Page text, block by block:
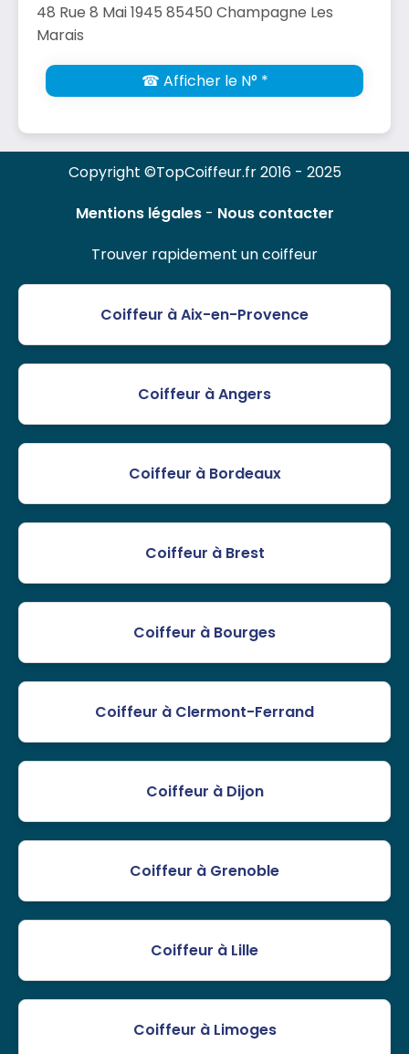
48 Rue 8 Mai 1945 85450 Champagne Les
Marais
☎ Afficher le N° *
Copyright ©TopCoiffeur.fr 2016 - 2025
Mentions légales- Nous contacter
Trouver rapidement un coiffeur
Coiffeur à Aix-en-Provence
Coiffeur à Angers
Coiffeur à Bordeaux
Coiffeur à Brest
Coiffeur à Bourges
Coiffeur à Clermont-Ferrand
Coiffeur à Dijon
Coiffeur à Grenoble
Coiffeur à Lille
Coiffeur à Limoges